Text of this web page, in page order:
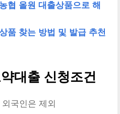
협 올원 대출상품으로 해
품 찾는 방법 및 발급 추천
대출 신청조건
국인은 제외